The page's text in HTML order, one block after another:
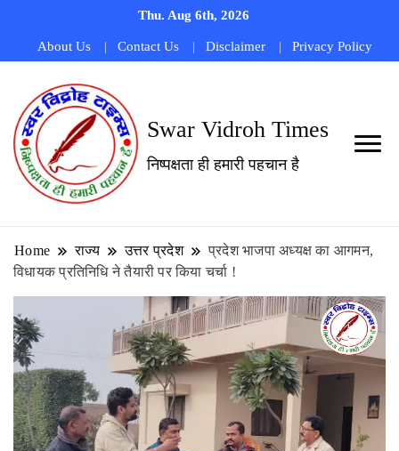
Thu. Aug 6th, 2026
About Us Contact Us Disclaimer Privacy Policy
Swar Vidroh Times
निष्पक्षता ही हमारी पहचान है
Home राज्य उत्तर प्रदेश
प्रदेश भाजपा अध्यक्ष का आगमन,
विधायक प्रतिनिधि ने तैयारी पर किया चर्चा !